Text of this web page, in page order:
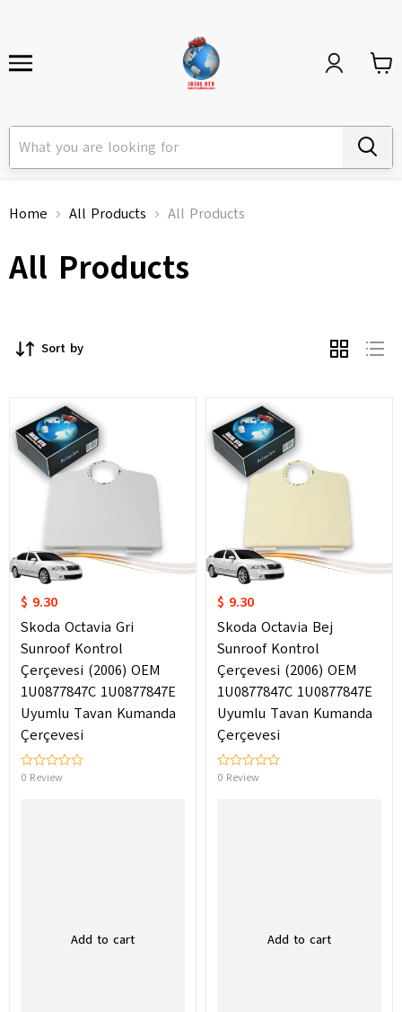
Home All Products All Products
All Products
Sort by
$ 9.30
Skoda Octavia Gri
Sunroof Kontrol
Çerçevesi (2006) OEM
1U0877847C 1U0877847E
Uyumlu Tavan Kumanda
Çerçevesi
0 Review
Add to cart
$ 9.30
Skoda Octavia Bej
Sunroof Kontrol
Çerçevesi (2006) OEM
1U0877847C 1U0877847E
Uyumlu Tavan Kumanda
Çerçevesi
0 Review
Add to cart